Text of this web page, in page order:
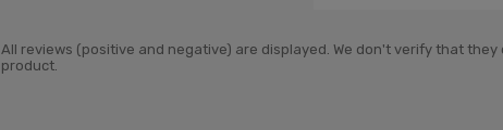
All reviews (positive and negative) are displayed. We don't verify that
product.